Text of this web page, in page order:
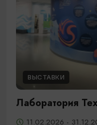
ВЫСТАВКИ
Лаборатория
11.02.2026 -